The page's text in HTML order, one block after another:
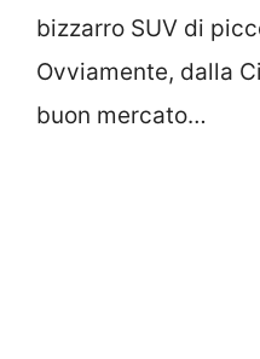
bizzarro SUV di
Ovviamente, dalla
buon mercato…